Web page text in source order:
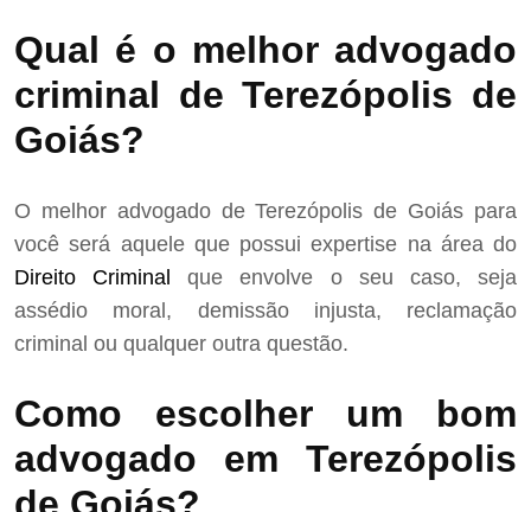
Qual é o melhor advogado
criminal de Terezópolis de
Goiás?
O melhor advogado de Terezópolis de Goiás para
você será aquele que possui expertise na área do
Direito Criminal que envolve o seu caso, seja
assédio moral, demissão injusta, reclamação
criminal ou qualquer outra questão.
Como escolher um bom
advogado em Terezópolis